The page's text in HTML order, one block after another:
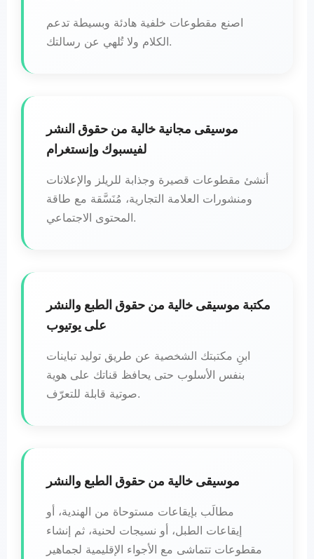
اصنع مقطوعات خلفية هادئة وبسيطة تدعم
الكلام ولا تُلهي عن رسالتك.
موسيقى مجانية خالية من حقوق النشر
لفيسبوك وإنستغرام
أنشئ مقطوعات قصيرة وجذابة للريلز والإعلانات
ومنشورات العلامة التجارية، مُنَسَّقة مع طاقة
المحتوى الاجتماعي.
مكتبة موسيقى خالية من حقوق الطبع والنشر
على يوتيوب
ابنِ مكتبتك الشخصية عن طريق توليد تباينات
بنفس الأسلوب حتى يحافظ قناتك على هوية
صوتية قابلة للتعرّف.
موسيقى خالية من حقوق الطبع والنشر
مطالَب بإيقاعات مستوحاة من الهندية، أو
إيقاعات الطبل، أو نسيجات لحنية، ثم إنشاء
مقطوعات تتماشى مع الأجواء الإقليمية لجماهير